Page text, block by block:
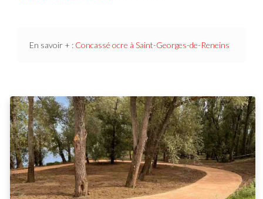
En savoir + : Concassé ocre à Saint-Georges-de-Reneins